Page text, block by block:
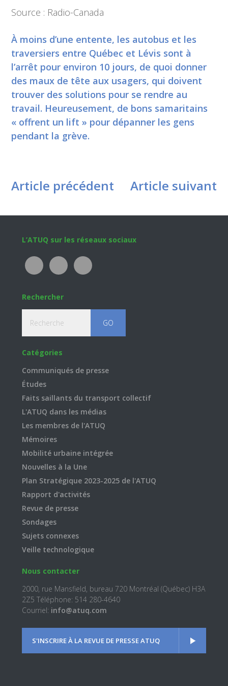
Source : Radio-Canada
À moins d’une entente, les autobus et les
traversiers entre Québec et Lévis sont à
l’arrêt pour environ 10 jours, de quoi donner
des maux de tête aux usagers, qui doivent
trouver des solutions pour se rendre au
travail. Heureusement, de bons samaritains
« offrent un lift » pour dépanner les gens
pendant la grève.
Article précédent Article suivant
Footer
L’ATUQ sur les réseaux sociaux
Rechercher
Catégories
Communiqués de presse
Études
Faits saillants du transport collectif
L'ATUQ dans les médias
Les membres de l'ATUQ
Mémoires
Mobilité urbaine intégrée
Nouvelles à la Une
Plan Stratégique 2023-2025 de l'ATUQ
Rapport d'activités
Revue de presse
Sondages
Sujets connexes
Veille technologique
Nous contacter
2000, rue Mansfield, bureau 720 Montréal (Québec) H3A
2Z5 Téléphone: 514 280-4640
Courriel: info@atuq.com
S'INSCRIRE À LA REVUE DE PRESSE ATUQ